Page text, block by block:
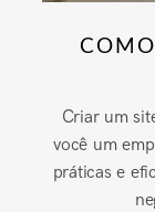
Criar um
você um
práticas e